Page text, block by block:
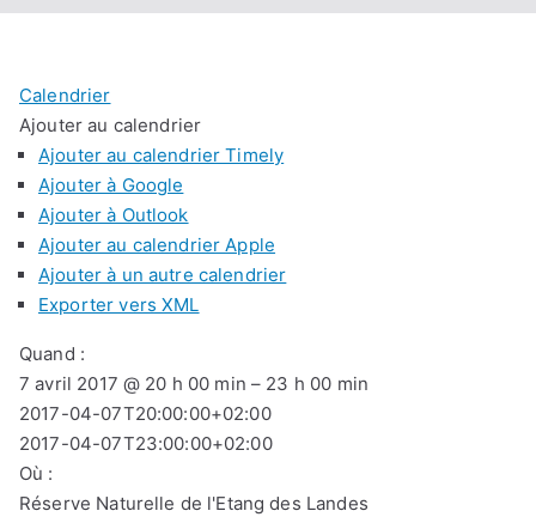
Calendrier
Ajouter au calendrier
Ajouter au calendrier Timely
Ajouter à Google
Ajouter à Outlook
Ajouter au calendrier Apple
Ajouter à un autre calendrier
Exporter vers XML
Quand :
7 avril 2017 @ 20 h 00 min – 23 h 00 min
2017-04-07T20:00:00+02:00
2017-04-07T23:00:00+02:00
Où :
Réserve Naturelle de l'Etang des Landes